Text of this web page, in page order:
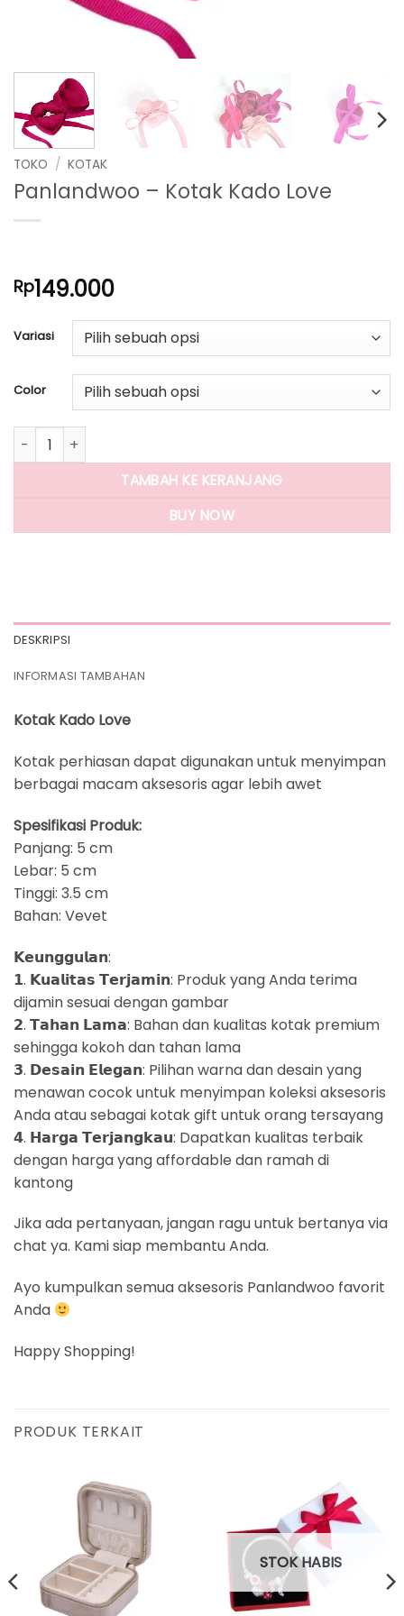
TOKO / KOTAK
Panlandwoo – Kotak Kado Love
Rp149.000
Variasi
Color
Kuantitas Panlandwoo - Kotak Kado Love
TAMBAH KE KERANJANG
BUY NOW
DESKRIPSI
INFORMASI TAMBAHAN
Kotak Kado Love
Kotak perhiasan dapat digunakan untuk menyimpan
berbagai macam aksesoris agar lebih awet
Spesifikasi Produk:
Panjang: 5 cm
Lebar: 5 cm
Tinggi: 3.5 cm
Bahan: Vevet
𝗞𝗲𝘂𝗻𝗴𝗴𝘂𝗹𝗮𝗻:
𝟭. 𝗞𝘂𝗮𝗹𝗶𝘁𝗮𝘀 𝗧𝗲𝗿𝗷𝗮𝗺𝗶𝗻: Produk yang Anda terima
dijamin sesuai dengan gambar
𝟮. 𝗧𝗮𝗵𝗮𝗻 𝗟𝗮𝗺𝗮: Bahan dan kualitas kotak premium
sehingga kokoh dan tahan lama
𝟯. 𝗗𝗲𝘀𝗮𝗶𝗻 𝗘𝗹𝗲𝗴𝗮𝗻: Pilihan warna dan desain yang
menawan cocok untuk menyimpan koleksi aksesoris
Anda atau sebagai kotak gift untuk orang tersayang
𝟰. 𝗛𝗮𝗿𝗴𝗮 𝗧𝗲𝗿𝗷𝗮𝗻𝗴𝗸𝗮𝘂: Dapatkan kualitas terbaik
dengan harga yang affordable dan ramah di
kantong
Jika ada pertanyaan, jangan ragu untuk bertanya via
chat ya. Kami siap membantu Anda.
Ayo kumpulkan semua aksesoris Panlandwoo favorit
Anda
Happy Shopping!
PRODUK TERKAIT
STOK HABIS